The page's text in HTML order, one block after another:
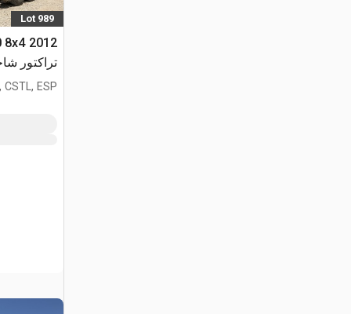
Lot 989
8x4
تراكتور
المحور)
CSTL, ESP